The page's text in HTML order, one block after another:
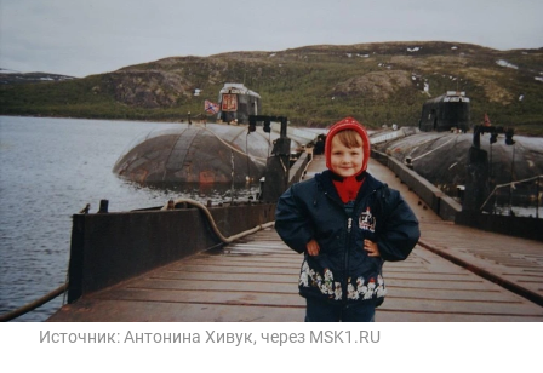
Источник:Антонина Хивук, через MSK1.RU